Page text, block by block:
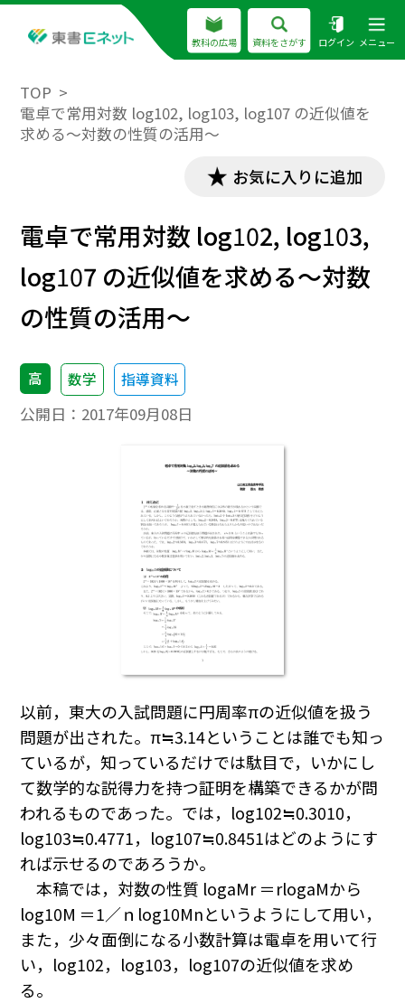
教科の広場 資料をさがす ログイン メニュー
TOP
電卓で常用対数 log102, log103, log107 の近似値を
求める～対数の性質の活用～
お気に入りに追加
電卓で常用対数 log102, log103,
log107 の近似値を求める～対数
の性質の活用～
高 数学 指導資料
公開日： 2017年09月08日
以前，東大の入試問題に円周率πの近似値を扱う
問題が出された。π≒3.14ということは誰でも知っ
ているが，知っているだけでは駄目で，いかにし
て数学的な説得力を持つ証明を構築できるかが問
われるものであった。では，log102≒0.3010，
log103≒0.4771，log107≒0.8451はどのようにす
れば示せるのであろうか。
本稿では，対数の性質 logaMr＝rlogaMから
log10M ＝1／ｎlog10Mnというようにして用い，
また，少々面倒になる小数計算は電卓を用いて行
い，log102，log103，log107の近似値を求め
る。